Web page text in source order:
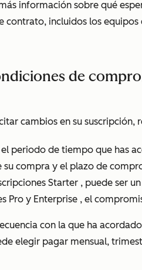
información sobre qué
contrato, incluidos los
de
cambios en su suscripción,
el periodo de tiempo que has
su compra y el plazo de
Starter , puede ser
Pro y Enterprise , el
con la que ha
elegir pagar mensual,